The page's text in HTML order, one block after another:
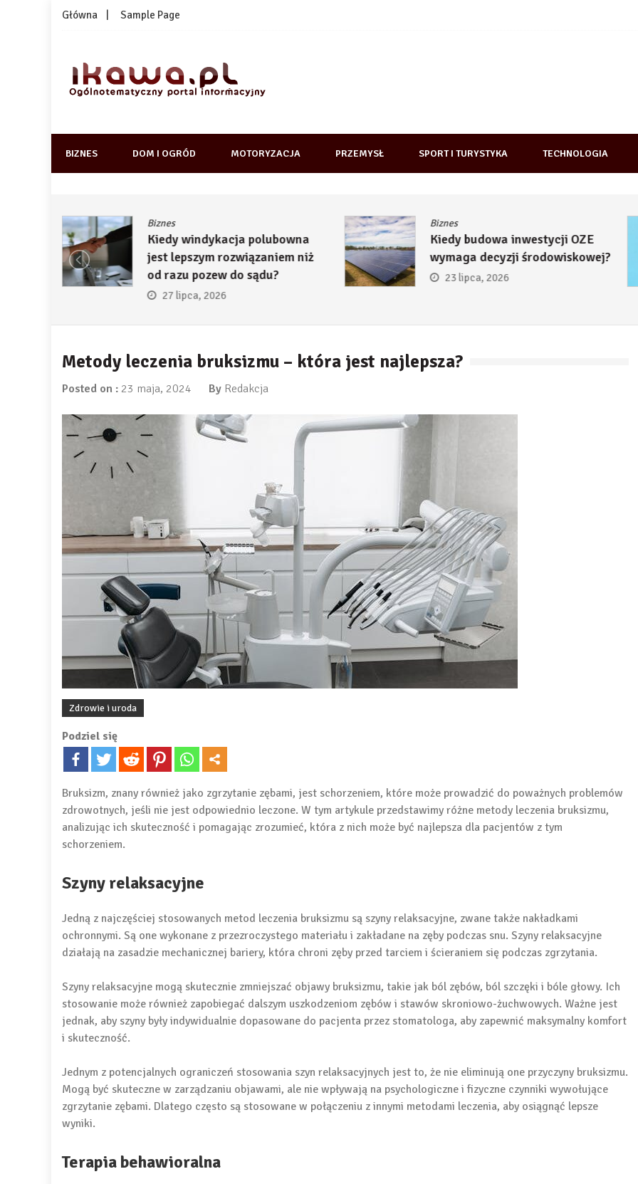
Skip
Główna Sample Page
1kawa.pl
BIZNES DOM I OGRÓD MOTORYZACJA PRZEMYSŁ SPORT I TURYSTYKA TECHNOLOGIA
Biznes
Kiedy windykacja polubowna
jest lepszym rozwiązaniem niż
od razu pozew do sądu?
27 lipca, 2026
Biznes
Kiedy budowa inwestycji OZE
wymaga decyzji środowiskowej?
23 lipca, 2026
Metody leczenia bruksizmu – która jest najlepsza?
Posted on : 23 maja, 2024 By Redakcja
Zdrowie i uroda
Podziel się
Bruksizm, znany również jako zgrzytanie zębami, jest schorzeniem, które może prowadzić do poważnych problemów
zdrowotnych, jeśli nie jest odpowiednio leczone. W tym artykule przedstawimy różne metody leczenia bruksizmu,
analizując ich skuteczność i pomagając zrozumieć, która z nich może być najlepsza dla pacjentów z tym
schorzeniem.
Szyny relaksacyjne
Jedną z najczęściej stosowanych metod leczenia bruksizmu są szyny relaksacyjne, zwane także nakładkami
ochronnymi. Są one wykonane z przezroczystego materiału i zakładane na zęby podczas snu. Szyny relaksacyjne
działają na zasadzie mechanicznej bariery, która chroni zęby przed tarciem i ścieraniem się podczas zgrzytania.
Szyny relaksacyjne mogą skutecznie zmniejszać objawy bruksizmu, takie jak ból zębów, ból szczęki i bóle głowy. Ich
stosowanie może również zapobiegać dalszym uszkodzeniom zębów i stawów skroniowo-żuchwowych. Ważne jest
jednak, aby szyny były indywidualnie dopasowane do pacjenta przez stomatologa, aby zapewnić maksymalny komfort
i skuteczność.
Jednym z potencjalnych ograniczeń stosowania szyn relaksacyjnych jest to, że nie eliminują one przyczyny bruksizmu.
Mogą być skuteczne w zarządzaniu objawami, ale nie wpływają na psychologiczne i fizyczne czynniki wywołujące
zgrzytanie zębami. Dlatego często są stosowane w połączeniu z innymi metodami leczenia, aby osiągnąć lepsze
wyniki.
Terapia behawioralna